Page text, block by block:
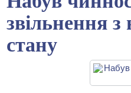
звільнення з
стану